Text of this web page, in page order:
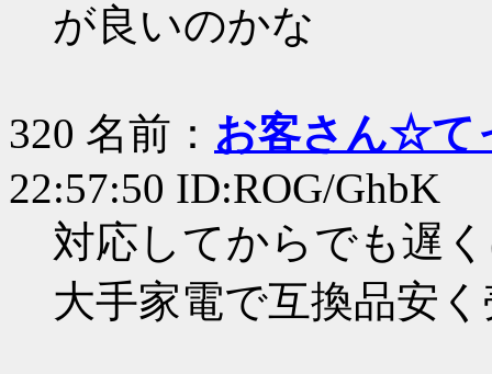
が良いのかな
320 名前： お客さん☆て
22:57:50 ID:ROG/GhbK
対応してからでも遅
大手家電で互換品安